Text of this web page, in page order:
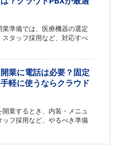
業準備では、医療機器の選定
スタッフ採用など、対応すべ
業に電話は必要？固定
軽に使うならクラウド
開業するとき、内装・メニュ
ッフ採用など、やるべき準備